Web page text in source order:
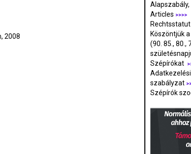
2008
Alapszabály,
Articles >>>>
Rechtsstatut
Köszöntjük
(90. 85., 80.,
Szépírókat
szabályzat
Szépírók